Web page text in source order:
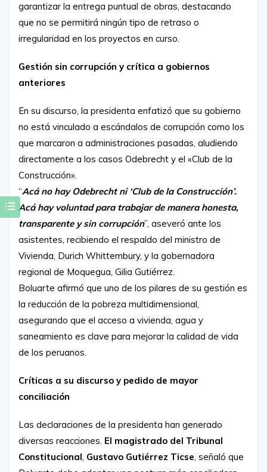
garantizar la entrega puntual de obras, destacando
que no se permitirá ningún tipo de retraso o
irregularidad en los proyectos en curso.
Gestión sin corrupción y crítica a gobiernos
anteriores
En su discurso, la presidenta enfatizó que su gobierno
no está vinculado a escándalos de corrupción como los
que marcaron a administraciones pasadas, aludiendo
directamente a los casos Odebrecht y el «Club de la
Construcción».
“Acá no hay Odebrecht ni ‘Club de la Construcción’.
Acá hay voluntad para trabajar de manera honesta,
transparente y sin corrupción”, aseveró ante los
asistentes, recibiendo el respaldo del ministro de
Vivienda, Durich Whittembury, y la gobernadora
regional de Moquegua, Gilia Gutiérrez.
Boluarte afirmó que uno de los pilares de su gestión es
la reducción de la pobreza multidimensional,
asegurando que el acceso a vivienda, agua y
saneamiento es clave para mejorar la calidad de vida
de los peruanos.
Críticas a su discurso y pedido de mayor
conciliación
Las declaraciones de la presidenta han generado
diversas reacciones. El magistrado del Tribunal
Constitucional, Gustavo Gutiérrez Ticse, señaló que